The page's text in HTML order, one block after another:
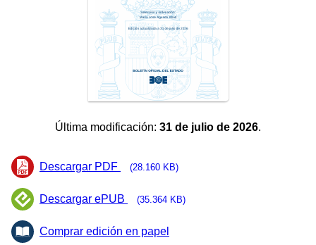
Última modificación: 31 de julio de 2026.
Descargar PDF (28.160 KB)
Descargar ePUB (35.364 KB)
Comprar edición en papel